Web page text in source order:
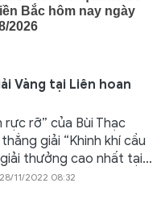
Vàng tại Liên hoan
rực rỡ” của Bùi Thạc
giải “Khinh khí cầu
thưởng cao nhất tại...
28/11/2022 08:32